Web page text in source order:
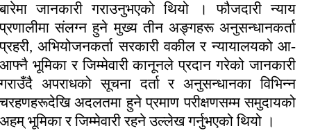
बारेमा जानकारी गराउनुभएको थियो । फौजदारी न्याय
प्रणालीमा संलग्न हुने मुख्य तीन अङ्गहरू अनुसन्धानकर्ता
प्रहरी, अभियोजनकर्ता सरकारी वकील र न्यायालयको आ-
आफ्नै भूमिका र जिम्मेवारी कानूनले प्रदान गरेको जानकारी
गराउँदै अपराधको सूचना दर्ता र अनुसन्धानका विभिन्न
चरहणहरूदेखि अदलतमा हुने प्रमाण परीक्षणसम्म समुदायको
अहम् भूमिका र जिम्मेवारी रहने उल्लेख गर्नुभएको थियो ।